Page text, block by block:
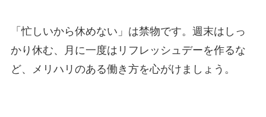
「忙しいから休めない」は禁物です。週末はしっ
かり休む、月に一度はリフレッシュデーを作るな
ど、メリハリのある働き方を心がけましょう。